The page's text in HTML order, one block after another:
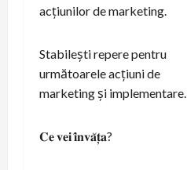
acțiunilor de marketing.
Stabilești repere pentru
următoarele acțiuni de
marketing și implementare.
𝐂𝐞 𝐯𝐞𝐢 𝐢̂𝐧𝐯𝐚̆𝐭̦𝐚?